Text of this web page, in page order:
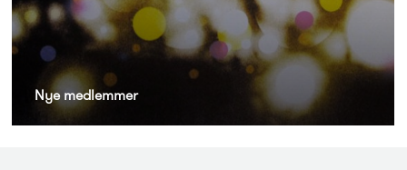
Nye medlemmer